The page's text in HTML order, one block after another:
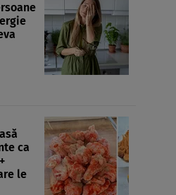
ca
le